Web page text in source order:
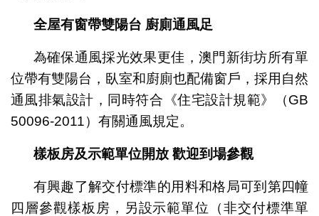
全屋有窗帶雙陽台 廚廁通風足
為確保通風採光效果更佳，澳門新街坊所有單
位帶有雙陽台，臥室和廚廁也配備窗戶，採用自然
通風排氣設計，同時符合《住宅設計規範》（GB
50096-2011）有關通風規定。
樣板房及示範單位開放 歡迎到場參觀
有興趣了解交付標準的用料和格局可到第四幢
四層參觀樣板房，另設示範單位（非交付標準單